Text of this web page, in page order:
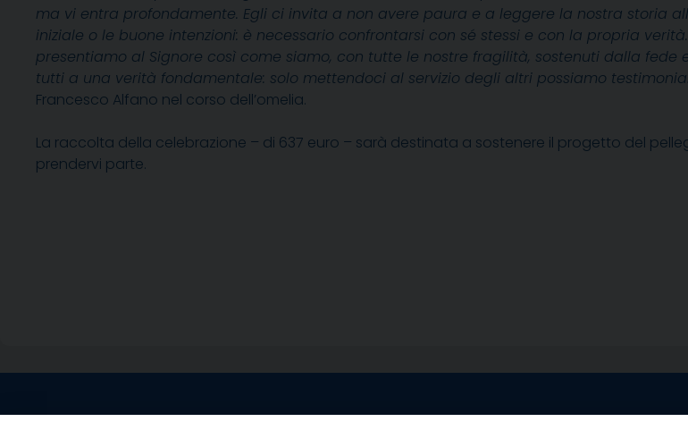
ma vi entra profondamente. Egli ci invita a non avere paura e a leggere la nostra storia
iniziale o le buone intenzioni: è necessario confrontarsi con sé stessi e con la propria verità.
presentiamo al Signore così come siamo, con tutte le nostre fragilità, sostenuti dalla
tutti a una verità fondamentale: solo mettendoci al servizio degli altri possiamo
Francesco Alfano nel corso dell’omelia.
La raccolta della celebrazione – di 637 euro – sarà destinata a sostenere il progetto del
prendervi parte.